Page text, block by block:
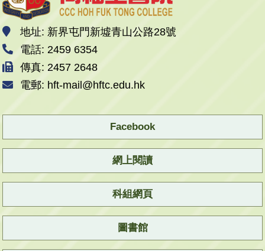
地址: 新界屯門新墟青山公路28號
電話: 2459 6354
傳真: 2457 2648
電郵: hft-mail@hftc.edu.hk
Facebook
網上閱讀
科組網頁
圖書館